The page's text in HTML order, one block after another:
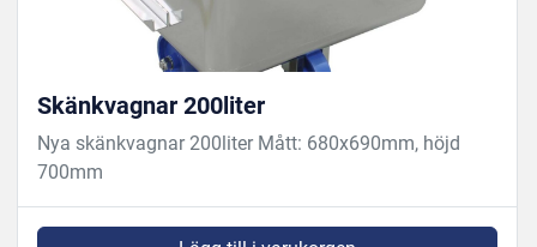
Skänkvagnar 200liter
Nya skänkvagnar 200liter Mått: 680x690mm, höjd
700mm